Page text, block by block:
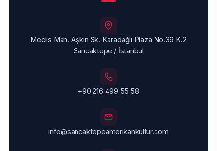
Meclis Mah. Aşkın Sk. Karadağlı Plaza No.39 K.2
Sancaktepe / İstanbul
+90 216 499 55 58
info@sancaktepeamerikankultur.com